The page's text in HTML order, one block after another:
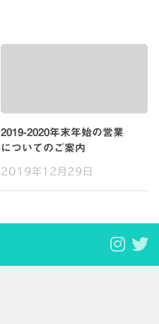
2019-2020年末年始の営業
についてのご案内
2019年12月29日